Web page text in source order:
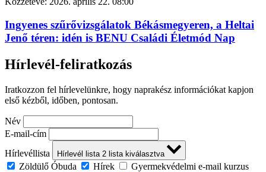
Ingyenes szűrővizsgálatok Békásmegyeren, a Heltai
Jenő téren: idén is BENU Családi Életmód Nap
Hírlevél-feliratkozás
Iratkozzon fel hírlevelünkre, hogy naprakész információkat kapjon
első kézből, időben, pontosan.
Név
E-mail-cím
Hírlevéllista
Hírlevél lista 2 lista kiválasztva
Zöldülő Óbuda Hírek
Gyermekvédelmi e-mail kurzus